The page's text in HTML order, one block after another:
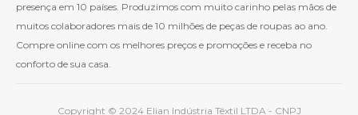
presença em 10 países. Produzimos com muito carinho pelas mãos de
muitos colaboradores mais de 10 milhões de peças de roupas ao ano.
Compre online com os melhores preços e promoções e receba no
conforto de sua casa.
Copyright © 2024 Elian Indústria Têxtil LTDA - CNPJ